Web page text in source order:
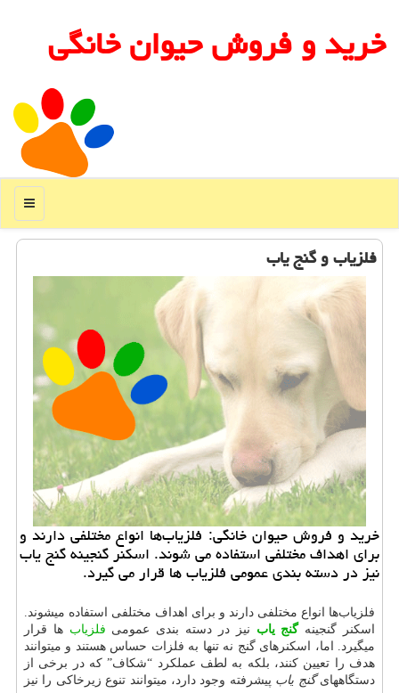
خرید و فروش حیوان خانگی
منو
فلزیاب و گنج یاب
خرید و فروش حیوان خانگی: فلزیاب‌ها انواع مختلفی دارند و
برای اهداف مختلفی استفاده می شوند. اسكنر گنجینه گنج یاب
نیز در دسته بندی عمومی فلزیاب ها قرار می گیرد.
فلزیاب‌ها انواع مختلفی دارند و برای اهداف مختلفی استفاده میشوند.
اسکنر گنجینهگنج یاب نیز در دسته بندی عمومی فلزیاب ها قرار
میگیرد. اما، اسکنرهای گنج نه تنها به فلزات حساس هستند و میتوانند
هدف را تعیین کنند، بلکه به لطف عملکرد “شکاف” که در برخی از
دستگاههایگنج یاب پیشرفته وجود دارد، میتوانند تنوع زیرخاکی را نیز